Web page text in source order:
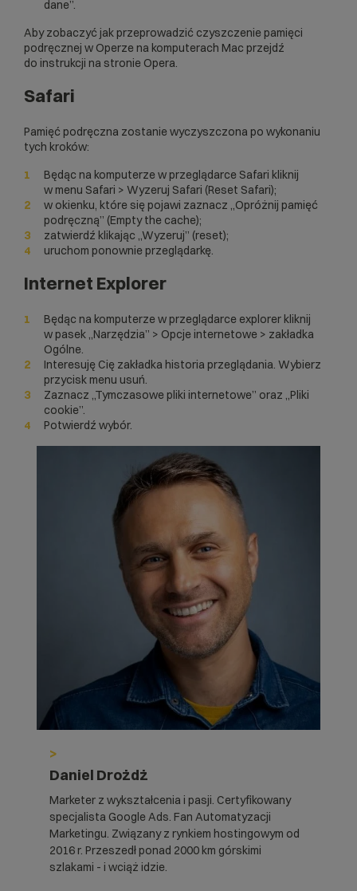
dane”.
Aby zobaczyć jak przeprowadzić czyszczenie pamięci
podręcznej w Operze na komputerach Mac przejdź
do instrukcji na stronie Opera.
Safari
Pamięć podręczna zostanie wyczyszczona po wykonaniu
tych kroków:
Będąc na komputerze w przeglądarce Safari kliknij
w menu Safari > Wyzeruj Safari (Reset Safari);
w okienku, które się pojawi zaznacz „Opróżnij pamięć
podręczną” (Empty the cache);
zatwierdź klikając „Wyzeruj” (reset);
uruchom ponownie przeglądarkę.
Internet Explorer
Będąc na komputerze w przeglądarce explorer kliknij
w pasek „Narzędzia” > Opcje internetowe > zakładka
Ogólne.
Interesuję Cię zakładka historia przeglądania. Wybierz
przycisk menu usuń.
Zaznacz „Tymczasowe pliki internetowe” oraz „Pliki
cookie”.
Potwierdź wybór.
>
Daniel Drożdż
Marketer z wykształcenia i pasji. Certyfikowany
specjalista Google Ads. Fan Automatyzacji
Marketingu. Związany z rynkiem hostingowym od
2016 r. Przeszedł ponad 2000 km górskimi
szlakami - i wciąż idzie.